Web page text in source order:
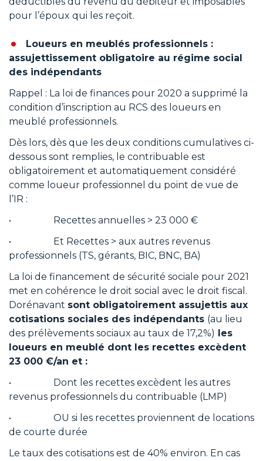
pour l’époux qui les reçoit.
Loueurs en meublés professionnels :
assujettissement obligatoire au régime social
des indépendants
Rappel : La loi de finances pour 2020 a supprimé la
condition d’inscription au RCS des loueurs en
meublé professionnels.
Dès lors, dès que les deux conditions cumulatives ci-
dessous sont remplies, le contribuable est
obligatoirement et automatiquement considéré
comme loueur professionnel du point de vue de
l’IR :
• Recettes annuelles > 23 000 €
• Et Recettes > aux autres revenus
professionnels (TS, gérants, BIC, BNC, BA)
La loi de financement de sécurité sociale pour 2021
met en cohérence le droit social avec le droit fiscal.
Dorénavant sont obligatoirement assujettis aux
cotisations sociales des indépendants (au lieu
des prélèvements sociaux au taux de 17,2%)
les
loueurs en meublé dont les recettes excèdent
23 000 €/an et :
• Dont les recettes excèdent les autres
revenus professionnels du contribuable (LMP)
• OU si les recettes proviennent de locations
de courte durée
Le taux des cotisations est de 40% environ. En cas